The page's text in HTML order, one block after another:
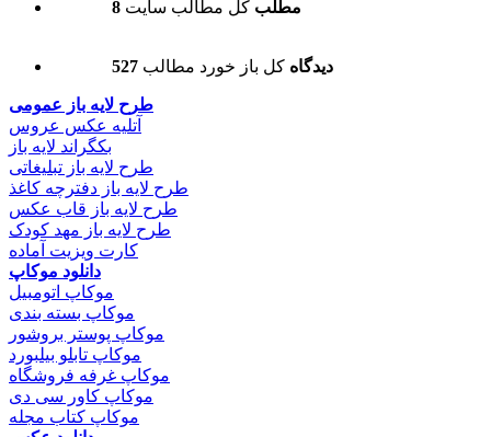
8 مطلب کل مطالب سایت
527 دیدگاه کل باز خورد مطالب
طرح لایه باز عمومی
آتلیه عکس عروس
بکگراند لایه باز
طرح لایه باز تبلیغاتی
طرح لایه باز دفترچه کاغذ
طرح لایه باز قاب عکس
طرح لایه باز مهد کودک
کارت ویزیت آماده
دانلود موکاپ
موکاپ اتومبیل
موکاپ بسته بندی
موکاپ پوستر بروشور
موکاپ تابلو بیلبورد
موکاپ غرفه فروشگاه
موکاپ کاور سی دی
موکاپ کتاب مجله